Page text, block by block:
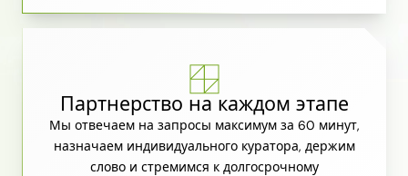
Партнерство на каждом этапе
Мы отвечаем на запросы максимум за 60 минут,
назначаем индивидуального куратора, держим
слово и стремимся к долгосрочному